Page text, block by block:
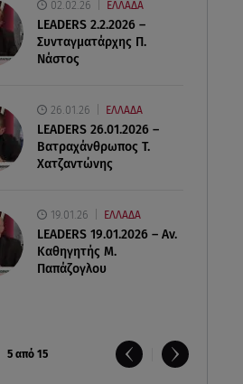
02.02.26 ΕΛΛΑΔΑ
LEADERS 2.2.2026 –
Συνταγματάρχης Π.
Νάστος
26.01.26 ΕΛΛΑΔΑ
LEADERS 26.01.2026 –
Βατραχάνθρωπος Τ.
Χατζαντώνης
19.01.26 ΕΛΛΑΔΑ
LEADERS 19.01.2026 – Αν.
Καθηγητής Μ.
Παπάζογλου
5 από 15